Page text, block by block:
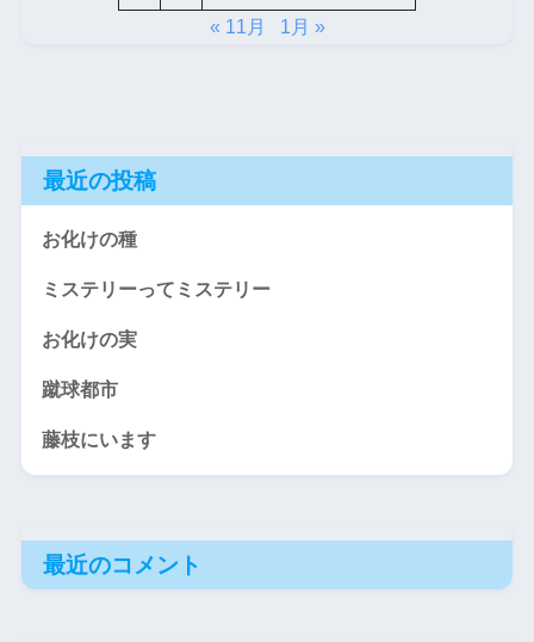
« 11月
1月 »
最近の投稿
お化けの種
ミステリーってミステリー
お化けの実
蹴球都市
藤枝にいます
最近のコメント